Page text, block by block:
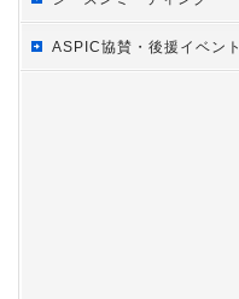
ASPIC協賛・後援イベント